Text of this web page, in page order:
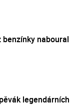
naboural
legendárních